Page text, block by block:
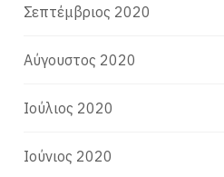
Σεπτέμβριος 2020
Αύγουστος 2020
Ιούλιος 2020
Ιούνιος 2020